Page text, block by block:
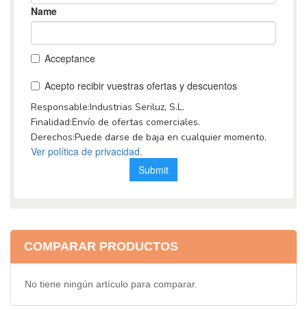
COMPARAR PRODUCTOS
No tiene ningún artículo para comparar.